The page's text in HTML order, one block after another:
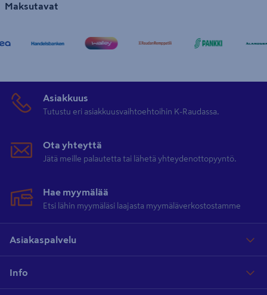
Maksutavat
Asiakkuus
Tutustu eri asiakkuusvaihtoehtoihin K-Raudassa.
Ota yhteyttä
Jätä meille palautetta tai lähetä yhteydenottopyyntö.
Hae myymälää
Etsi lähin myymäläsi laajasta myymäläverkostostamme
Asiakaspalvelu
Info